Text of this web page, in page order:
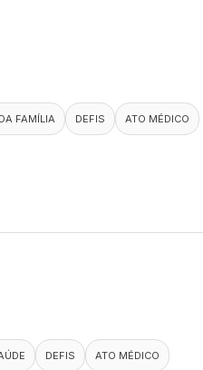
FAMÍLIA DEFIS
ATO MÉDICO
DEFIS
ATO MÉDICO